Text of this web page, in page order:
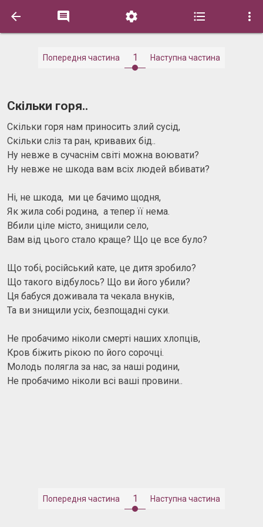
    
Попередня частина 1 Наступна частина
Скільки горя..
Скільки горя нам приносить злий сусід,
Скільки сліз та ран, кривавих бід..
Ну невже в сучаснім світі можна воювати?
Ну невже не шкода вам всіх людей вбивати?
Ні, не шкода, ми це бачимо щодня,
Як жила собі родина, а тепер її нема.
Вбили ціле місто, знищили село,
Вам від цього стало краще? Що це все було?
Що тобі, російський кате, це дитя зробило?
Що такого відбулось? Що ви його убили?
Ця бабуся доживала та чекала внуків,
Та ви знищили усіх, безпощадні суки.
Не пробачимо ніколи смерті наших хлопців,
Кров біжить рікою по його сорочці.
Молодь полягла за нас, за наші родини,
Не пробачимо ніколи всі ваші провини..
Попередня частина 1 Наступна частина